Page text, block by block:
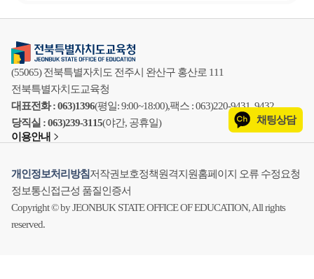
(55065) 전북특별자치도 전주시 완산구 홍산로 111
전북특별자치도교육청
대표전화 : 063)1396(평일: 9:00~18:00),팩스 : 063)220-9431, 9432
당직실 : 063)239-3115(야간, 공휴일)
이용안내
채팅상담
개인정보처리방침저작권보호정책원격지원홈페이지 오류 수정요청
정보통신접근성 품질인증서
Copyright © by JEONBUK STATE OFFICE OF EDUCATION, All rights
reserved.